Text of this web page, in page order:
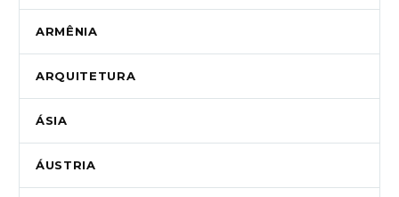
ARMÊNIA
ARQUITETURA
ÁSIA
ÁUSTRIA